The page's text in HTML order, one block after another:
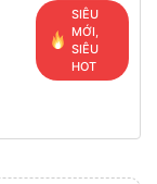
SIÊU
MỚI,
SIÊU
HOT